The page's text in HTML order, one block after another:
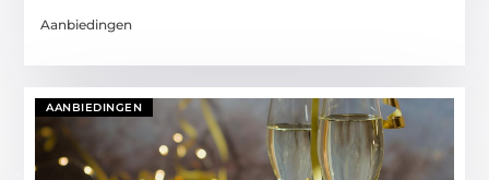
Aanbiedingen
AANBIEDINGEN